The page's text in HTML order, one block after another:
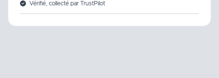
Vérifié, collecté par TrustPilot